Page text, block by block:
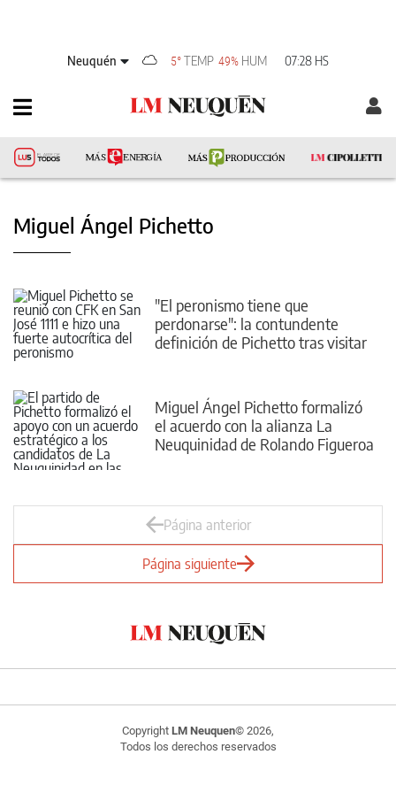
Neuquén 5° TEMP 49% HUM 07:28 HS
Miguel Ángel Pichetto
"El peronismo tiene que
perdonarse": la contundente
definición de Pichetto tras visitar
Miguel Ángel Pichetto formalizó
el acuerdo con la alianza La
Neuquinidad de Rolando Figueroa
Página anterior
Página siguiente
Copyright LM Neuquen© 2026,
Todos los derechos reservados